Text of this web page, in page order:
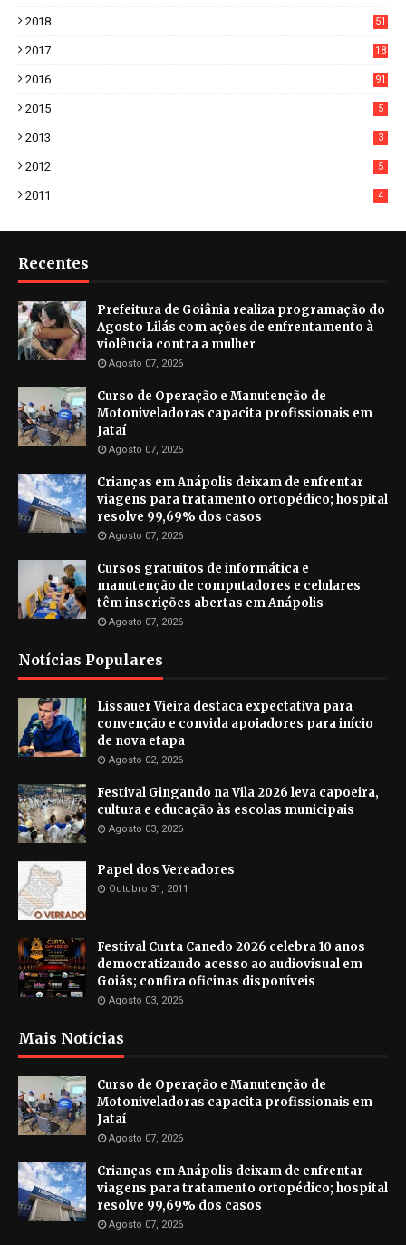
2018
51
2017
18
2016 91
2015 5
2013 3
2012 5
2011 4
Recentes
Prefeitura de Goiânia realiza programação do
Agosto Lilás com ações de enfrentamento à
violência contra a mulher
Agosto 07, 2026
Curso de Operação e Manutenção de
Motoniveladoras capacita profissionais em
Jataí
Agosto 07, 2026
Crianças em Anápolis deixam de enfrentar
viagens para tratamento ortopédico; hospital
resolve 99,69% dos casos
Agosto 07, 2026
Cursos gratuitos de informática e
manutenção de computadores e celulares
têm inscrições abertas em Anápolis
Agosto 07, 2026
Notícias Populares
Lissauer Vieira destaca expectativa para
convenção e convida apoiadores para início
de nova etapa
Agosto 02, 2026
Festival Gingando na Vila 2026 leva capoeira,
cultura e educação às escolas municipais
Agosto 03, 2026
Papel dos Vereadores
Outubro 31, 2011
Festival Curta Canedo 2026 celebra 10 anos
democratizando acesso ao audiovisual em
Goiás; confira oficinas disponíveis
Agosto 03, 2026
Mais Notícias
Curso de Operação e Manutenção de
Motoniveladoras capacita profissionais em
Jataí
Agosto 07, 2026
Crianças em Anápolis deixam de enfrentar
viagens para tratamento ortopédico; hospital
resolve 99,69% dos casos
Agosto 07, 2026